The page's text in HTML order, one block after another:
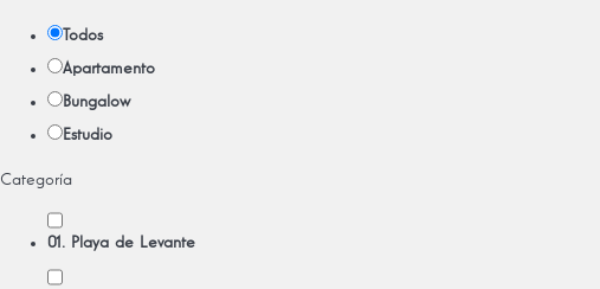
Todos
Apartamento
Bungalow
Estudio
Categoría
01. Playa de Levante